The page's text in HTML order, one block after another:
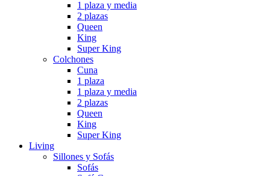
1 plaza y media
2 plazas
Queen
King
Super King
Colchones
Cuna
1 plaza
1 plaza y media
2 plazas
Queen
King
Super King
Living
Sillones y Sofás
Sofás